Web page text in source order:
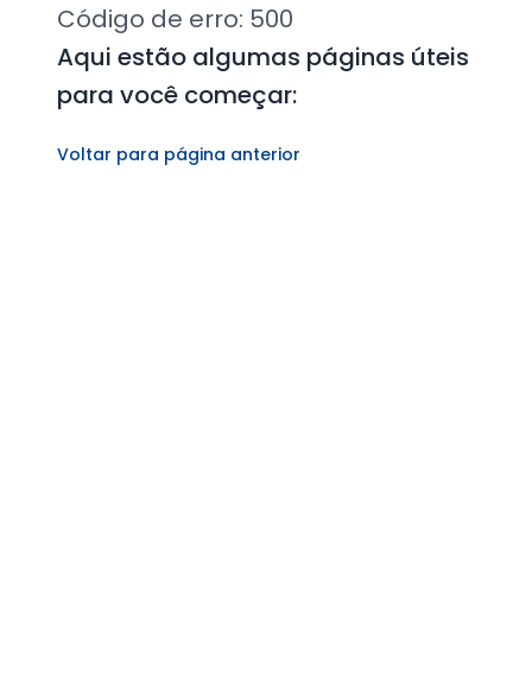
Código de erro: 500
Aqui estão algumas páginas úteis
para você começar:
Voltar para página anterior